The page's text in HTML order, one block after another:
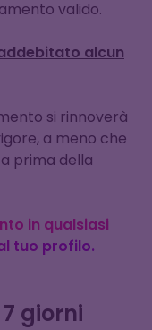
valido.
alcun
si rinnoverà
a meno che
prima della
in qualsiasi
tuo profilo.
giorni